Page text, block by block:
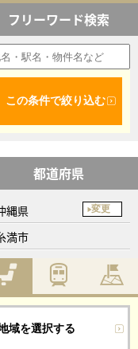
フリーワード検索
この条件で絞り込む
都道府県
縄県 変更
満市
域を選択する